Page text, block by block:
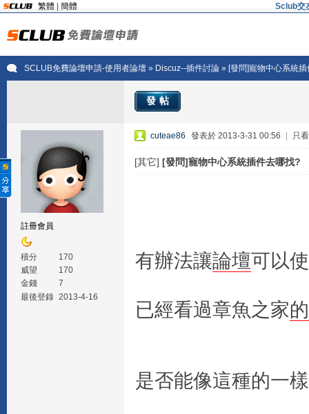
繁體 簡體 Sclub交
SCLUB免費論壇申請-使用者論壇» Discuz--插件討論» [發問]寵物中心系統插
發帖
註冊會員
積分
170
威望
170
金錢
7
最後登錄 2013-4-16
cuteae86 發表於 2013-3-31 00:56 只
[其它] [發問]寵物中心系統插件去哪找?
有辦法讓論壇可以
已經看過章魚之家的
是否能像這種的一